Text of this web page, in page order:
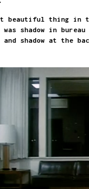
beautiful thing in
shadow in
shadow at the